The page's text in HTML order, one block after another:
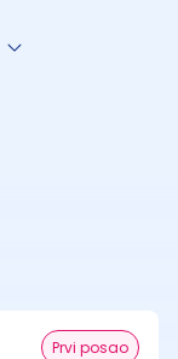
Prvi posao